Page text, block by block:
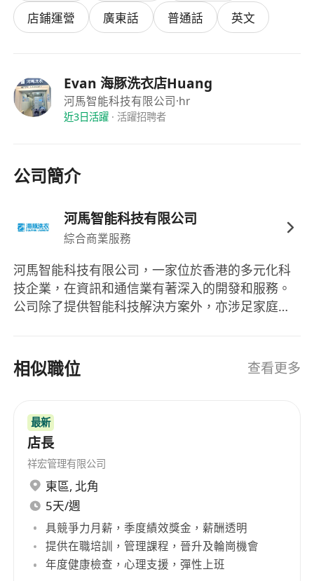
合公司每月隨機巡檢；
4. 客訴處理：處理門店客訴，做到24小時內回應、
率、會員登記及客訴控制等專項工作，確保自提點
服務指標達標；
6. 營銷推廣：組織門店宣傳拉新、節日活動推廣及
度；
7. 數據驅動優化：定期分析銷售數據、取件率、會
動。
【任職要求】
1. 經驗要求：具有1-3年以上連鎖門店或服務行業管
理經驗，熟悉門店營運流程與團隊管理方法；
3. 個人資質：身體健康，無不良嗜好，個人衛生良
好，持有有效香港身份證。
標，從數據中發現問題並制定行動方案；
5. 出色的客訴處理與溝通協調能力：能在壓力下理
性處理客訴與內部衝突，建立良好的客戶與團隊關
係；
6. 強烈的責任心與執行力：嚴守考勤制度，能主動
承擔區域管理責任，在多任務並行的環境中保持穩
定輸出；
7. 學習意願與適應性：熟悉香港本地市場與便民服
店鋪運營
廣東話 普通話 英文
Evan 海豚洗衣店Huang
河馬智能科技有限公司·hr
近3日活躍· 活躍招聘者
公司簡介
河馬智能科技有限公司
綜合商業服務
河馬智能科技有限公司，一家位於香港的多元化科
技企業，在資訊和通信業有著深入的開發和服務。
公司除了提供智能科技解決方案外，亦涉足家庭日
馬智能科技有限公司正在招募多個職位，以加強公
司的服務能力，期望為香港市場帶來更多創新與便
diversified technology company based in Hong
Kong with deep development and service
expertise in information and communication
industries, not only provides intelligent
technology solutions but also delves into daily
household services such as high-quality laundry
services including professional cleaning of
shoes, down jackets, bed sheets, and overcoats.
As the business expands, Hippo Smart
相似職位 查看更多
最新
店長
祥宏管理有限公司
東區, 北角
5天/週
具競爭力月薪，季度績效獎金，薪酬透明
提供在職培訓，管理課程，晉升及輪崗機會
年度健康檢查，心理支援，彈性上班